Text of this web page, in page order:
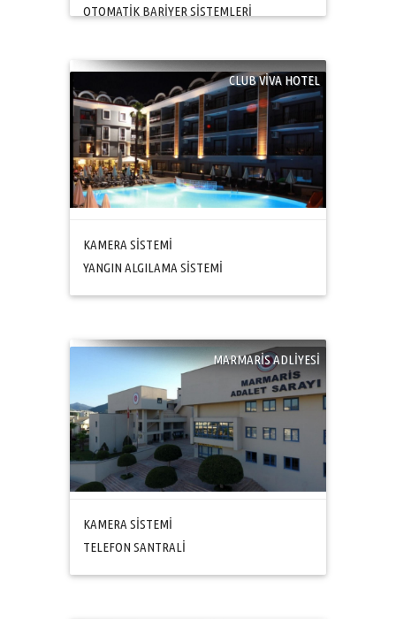
OTOMATİK BARİYER SİSTEMLERİ
CLUB VİVA HOTEL
KAMERA SİSTEMİ
YANGIN ALGILAMA SİSTEMİ
MARMARİS ADLİYESİ
KAMERA SİSTEMİ
TELEFON SANTRALİ